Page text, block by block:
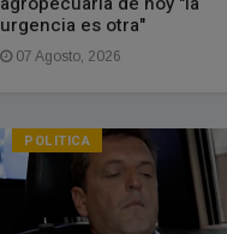
urgencia es otra"
07 Agosto, 2026
POLITICA